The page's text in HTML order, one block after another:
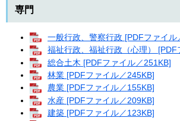
専門
一般行政、警察行政 [PDFファイル
福祉行政、福祉行政（心理） [PDF
総合土木 [PDFファイル／251KB]
林業 [PDFファイル／245KB]
農業 [PDFファイル／155KB]
水産 [PDFファイル／209KB]
建築 [PDFファイル／123KB]